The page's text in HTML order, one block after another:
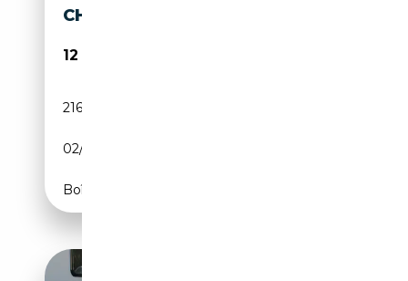
CHAUFFANTS
12 990€
216 500 km
02/2018
Boîte manuelle